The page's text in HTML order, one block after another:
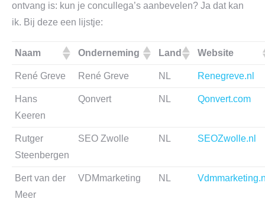
ontvang is: kun je concullega’s aanbevelen? Ja dat kan
ik. Bij deze een lijstje:
Naam Onderneming Land Website
René Greve René Greve NL Renegreve.nl
Hans
Keeren
Qonvert NL Qonvert.com
Rutger
Steenbergen
SEO Zwolle NL SEOZwolle.nl
Bert van der
Meer
VDMmarketing NL